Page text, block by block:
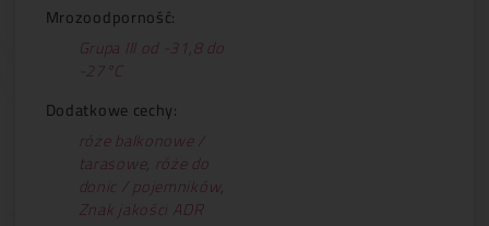
Mrozoodporność:
Grupa III od -31,8 do
-27°C
Dodatkowe cechy:
róże balkonowe /
tarasowe, róże do
donic / pojemników,
Znak jakości ADR